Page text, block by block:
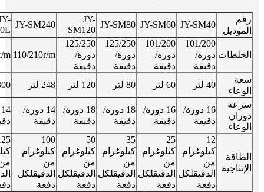
رقم
الموديل
JY-SM40
JY-SM60
JY-SM80
JY-
SM120
JY-SM240
الخلطات
101/200
دورة/
دقيقة
101/200
دورة/
دقيقة
125/250
دورة/
دقيقة
125/250
دورة/
دقيقة
110/210r/m
m
سعة
الوعاء
40 لتر 60 لتر 80 لتر 120 لتر 248 لتر
300
سرعة
دوران
الوعاء
16 دورة/
دقيقة
16 دورة/
دقيقة
18 دورة/
دقيقة
18 دورة/
دقيقة
14 دورة/
دقيقة
الطاقة
الإنتاجية
12
كيلوغرام
من
الدقيقلكل
دفعة
25
كيلوغرام
من
الدقيقلكل
دفعة
35
كيلوغرام
من
الدقيقلكل
دفعة
50
كيلوغرام
من
الدقيقلكل
دفعة
100
كيلوغرام
من
الدقيقلكل
دفعة